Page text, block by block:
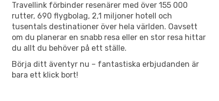
Travellink förbinder resenärer med över 155 000
rutter, 690 flygbolag, 2,1 miljoner hotell och
tusentals destinationer över hela världen. Oavsett
om du planerar en snabb resa eller en stor resa hittar
du allt du behöver på ett ställe.
Börja ditt äventyr nu – fantastiska erbjudanden är
bara ett klick bort!